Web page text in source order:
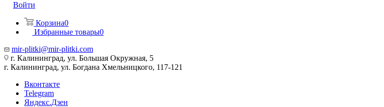
Войти
Корзина0
Избранные товары0
mir-plitki@mir-plitki.com
г. Калининград, ул. Большая Окружная, 5
г. Калининград, ул. Богдана Хмельницкого, 117-121
Вконтакте
Telegram
Яндекс.Дзен